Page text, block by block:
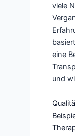
viele
eine
und